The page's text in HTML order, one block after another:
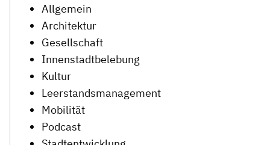
Allgemein
Architektur
Gesellschaft
Innenstadtbelebung
Kultur
Leerstandsmanagement
Mobilität
Podcast